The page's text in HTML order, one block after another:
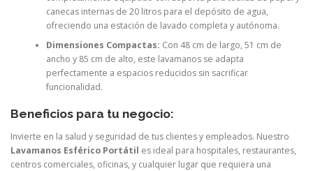
canecas internas de 20 litros para el depósito de agua,
ofreciendo una estación de lavado completa y autónoma.
Dimensiones Compactas: Con 48 cm de largo, 51 cm de
ancho y 85 cm de alto, este lavamanos se adapta
perfectamente a espacios reducidos sin sacrificar
funcionalidad.
Beneficios para tu negocio:
Invierte en la salud y seguridad de tus clientes y empleados. Nuestro
Lavamanos Esférico Portátil es ideal para hospitales, restaurantes,
centros comerciales, oficinas, y cualquier lugar que requiera una